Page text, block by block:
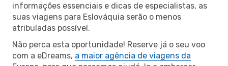
informações essenciais e dicas de especialistas, as
suas viagens para Eslováquia serão o menos
atribuladas possível.
Não perca esta oportunidade! Reserve já o seu voo
com a eDreams, a maior agência de viagens da